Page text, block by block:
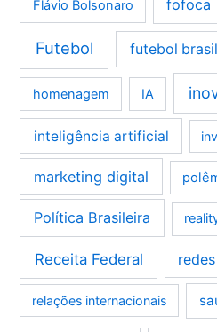
Flávio Bolsonaro fofoca
Futebol futebol
homenagem IA
inteligência artificial
marketing digital
Política Brasileira
Receita Federal
relações internacionais